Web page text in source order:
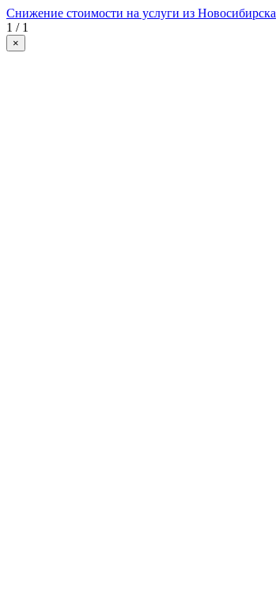
Снижение стоимости на услуги из Новосибирска
1 / 1
×